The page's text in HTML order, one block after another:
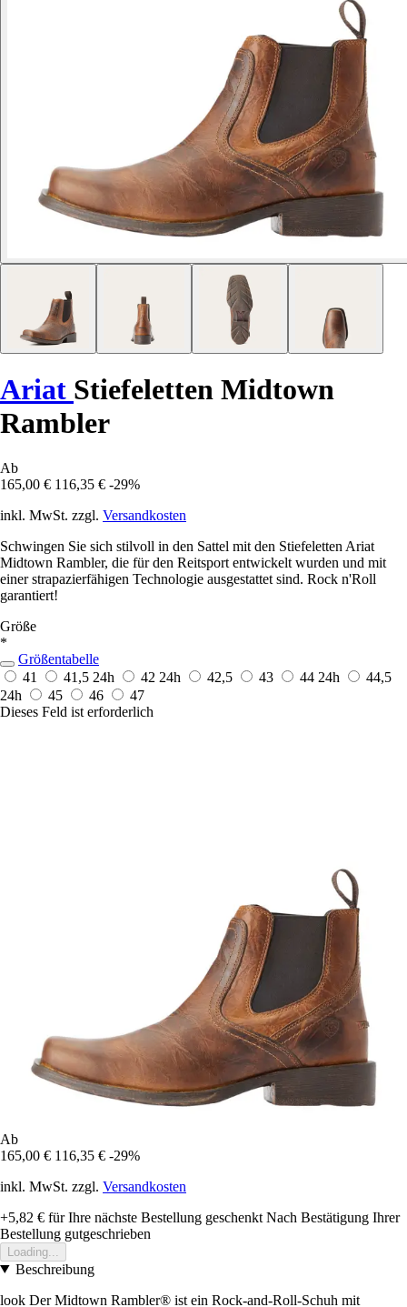
Ariat Stiefeletten Midtown
Rambler
Ab
165,00 € 116,35 € -29%
inkl. MwSt. zzgl. Versandkosten
Schwingen Sie sich stilvoll in den Sattel mit den Stiefeletten Ariat
Midtown Rambler, die für den Reitsport entwickelt wurden und mit
einer strapazierfähigen Technologie ausgestattet sind. Rock n'Roll
garantiert!
Größe
*
Größentabelle
41
41,5 24h 42 24h 42,5 43 44 24h
44,5
24h
45 46
47
Dieses Feld ist erforderlich
Ab
165,00 € 116,35 € -29%
inkl. MwSt. zzgl. Versandkosten
+5,82 € für Ihre nächste Bestellung geschenkt Nach Bestätigung Ihrer
Bestellung gutgeschrieben
Loading...
Beschreibung
look Der Midtown Rambler® ist ein Rock-and-Roll-Schuh mit